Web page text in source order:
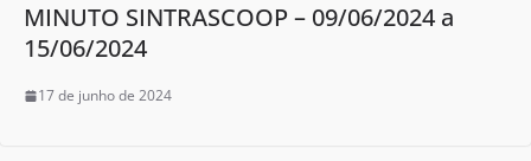
MINUTO SINTRASCOOP – 09/06/2024 a
15/06/2024
17 de junho de 2024